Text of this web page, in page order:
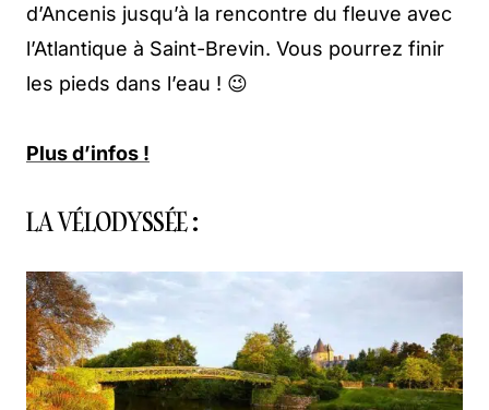
d’Ancenis jusqu’à la rencontre du fleuve avec
l’Atlantique à Saint-Brevin. Vous pourrez finir
les pieds dans l’eau ! 😉
Plus d’infos !
LA VÉLODYSSÉE :